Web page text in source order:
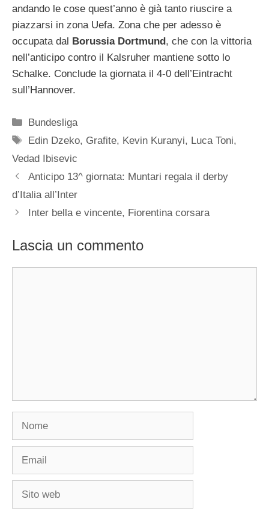
andando le cose quest’anno è già tanto riuscire a
piazzarsi in zona Uefa. Zona che per adesso è
occupata dal Borussia Dortmund, che con la vittoria
nell’anticipo contro il Kalsruher mantiene sotto lo
Schalke. Conclude la giornata il 4-0 dell’Eintracht
sull’Hannover.
Categorie
Bundesliga
Tag
Edin Dzeko, Grafite, Kevin Kuranyi, Luca Toni,
Vedad Ibisevic
Anticipo 13^ giornata: Muntari regala il derby
d’Italia all’Inter
Inter bella e vincente, Fiorentina corsara
Lascia un commento
Nome
Email
Sito